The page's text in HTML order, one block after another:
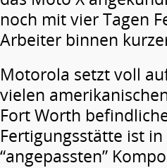
noch mit vier Tagen
Arbeiter binnen
Motorola setzt voll
vielen
Fort Worth
Fertigungsstätte ist
“angepassten”